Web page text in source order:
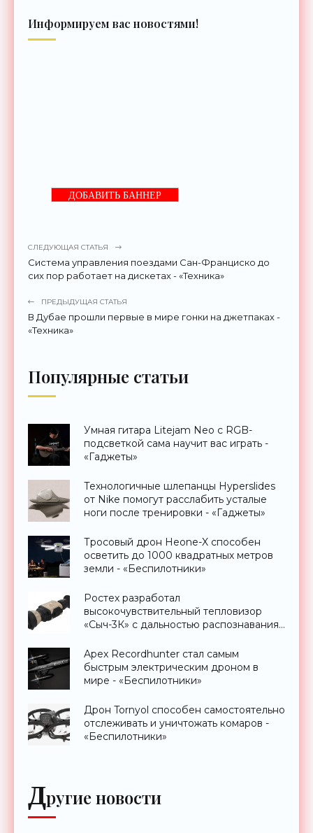
Информируем вас новостями!
ДОБАВИТЬ БАННЕР
СЛЕДУЮЩАЯ СТАТЬЯ
Система управления поездами Сан-Франциско до
сих пор работает на дискетах - «Техника»
ПРЕДЫДУЩАЯ СТАТЬЯ
В Дубае прошли первые в мире гонки на джетпаках -
«Техника»
Популярные статьи
Умная гитара Litejam Neo с RGB-
подсветкой сама научит вас играть -
«Гаджеты»
Технологичные шлепанцы Hyperslides
от Nike помогут расслабить усталые
ноги после тренировки - «Гаджеты»
Тросовый дрон Heone-X способен
осветить до 1000 квадратных метров
земли - «Беспилотники»
Ростех разработал
высокочувствительный тепловизор
«Сыч-3К» с дальностью распознавания
Apex Recordhunter стал самым
быстрым электрическим дроном в
мире - «Беспилотники»
Дрон Tornyol способен самостоятельно
отслеживать и уничтожать комаров -
«Беспилотники»
Другие новости